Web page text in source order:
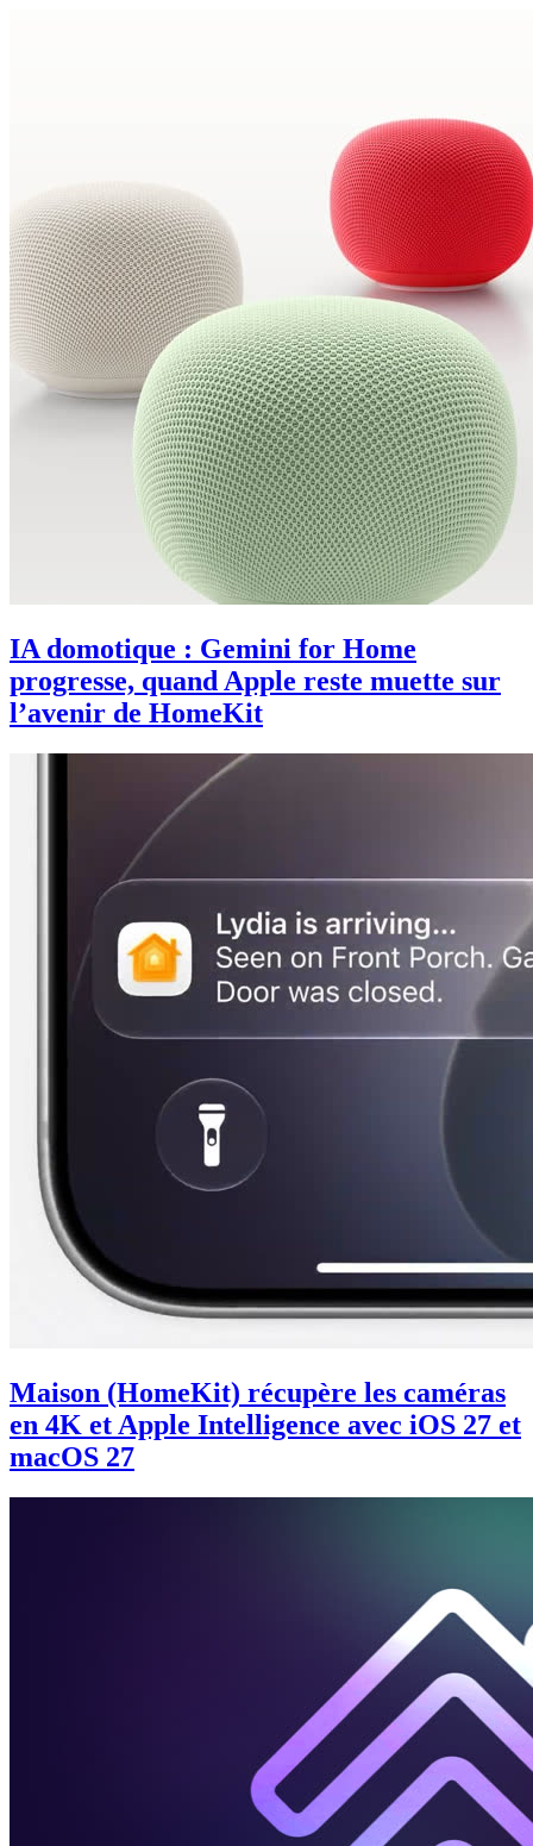
IA domotique : Gemini for Home
progresse, quand Apple reste muette sur
l’avenir de HomeKit
Maison (HomeKit) récupère les caméras
en 4K et Apple Intelligence avec iOS 27 et
macOS 27